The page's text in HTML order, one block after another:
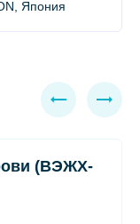
Япония
(ВЭЖХ-